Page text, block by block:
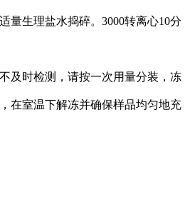
量生理盐水捣碎。3000转离心10分
及时检测，请按一次用量分装，冻
在室温下解冻并确保样品均匀地充